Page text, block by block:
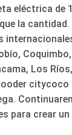
eléctrica de
la
Los
para crear